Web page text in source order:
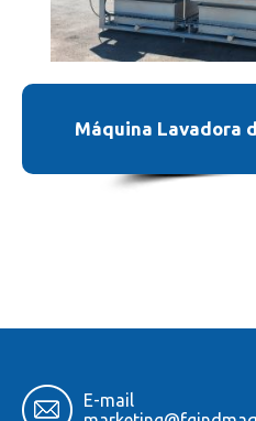
Máquina Lavadora
E-mail